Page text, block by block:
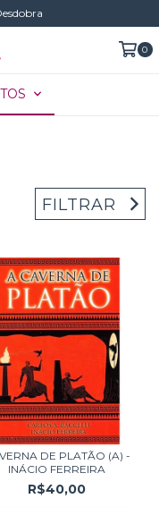
0
FILTRAR
DE PLATÃO (A) -
INÁCIO FERREIRA
R$40,00